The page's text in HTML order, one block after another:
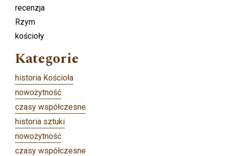
recenzja
Rzym
kościoły
Kategorie
historia Kościoła
nowożytność
czasy współczesne
historia sztuki
nowożytność
czasy współczesne